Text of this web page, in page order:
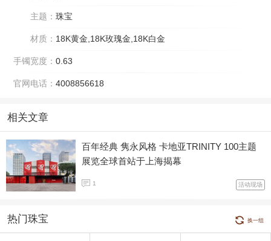
主题： 珠宝
材质： 18K黄金,18K玫瑰金,18K白金
手镯宽度： 0.63
官网电话： 4008856618
相关文章
百年经典 隽永风格 卡地亚TRINITY 100主题
展览全球首站于上海揭幕
1 活动现场
热门珠宝 换一组